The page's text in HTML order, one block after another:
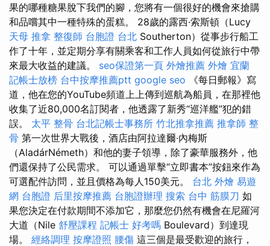
果的哪種糖果脫下我們的腳，您將有一個很好的機會來搶購
和品嚐其中一種特殊的蛋糕。 28歲的露西·索斯頓（Lucy
天母 推拿 整復師 台胞證 台北 Southerton）從事步行船工
作了十年，並定期分享有關乘客和工作人員如何從旅行中帶
來最大收益的建議。 seo保證第一頁 外燴推薦 外燴 宜蘭
記帳士放榜 台中按摩推薦ptt google seo 《每日郵報》寫
道，他在您的YouTube頻道上上傳到巡航為船員，在那裡他
收集了近80,000名訂閱者，他透露了新秀“巡洋艦”犯的錯
誤。 太平 整骨 台北記帳士事務所 竹北推拿推薦 推拿師 整
骨 第一次世界大戰後，酒店由阿拉達爾·內梅斯
（AladárNémeth）和他的妻子領導，除了豪華服務外，他
們還保持了公民需求。 可以通過單擊“立即書本”按鈕來作為
可選配件訪問，並且價格為每人150美元。 台北 外燴 易遊
網 台胞證 后里按摩推薦 台胞證辦理 搜索 台中 筋膜刀 如
果您決定在付款期間不添加它，那麼您仍然有機會在尼羅河
大道（Nile 舒壓課程 記帳士 好考嗎 Boulevard）到達現
場。 經絡調理 按摩證照 腰傷 這三個是最受歡迎的旅行，